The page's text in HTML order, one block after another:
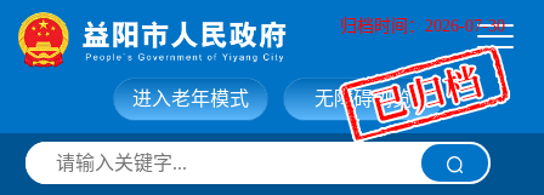
归档时间：2026-07-30
网站首页 走进益阳
无障碍浏览
进入老年模式